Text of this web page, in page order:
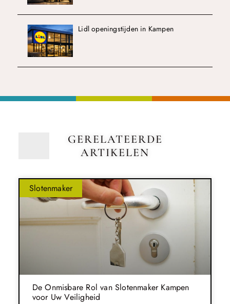
Lidl openingstijden in Kampen
GERELATEERDE
ARTIKELEN
Slotenmaker
De Onmisbare Rol van Slotenmaker Kampen
voor Uw Veiligheid